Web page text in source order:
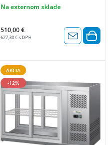
termostat. Klimatická trieda: 4 So 4
médium: R600a.
Na externom sklade
510,00 €
627,30 € s DPH
AKCIA
-12%